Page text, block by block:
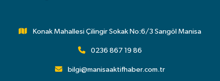
Konak Mahallesi Çilingir Sokak No:6/3 Sarıgöl Manisa
0236 867 19 86
bilgi@manisaaktifhaber.com.tr